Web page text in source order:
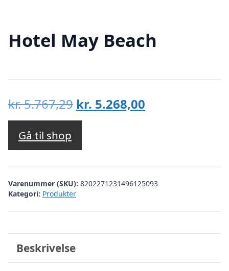
Hotel May Beach
kr.5.767,29 Den
oprindelige
var:
kr. 5.767,29.
kr. 5.268,00
kr. 5.268,00.
Gå til shop
Varenummer (SKU): 8202271231496125093
Kategori: Produkter
Beskrivelse